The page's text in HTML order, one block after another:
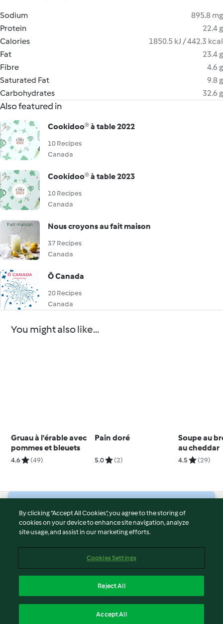
Sodium
895.8 mg
Protein
22.4 g
Calories
1850.5 kJ / 442.3 kcal
Fat
23.4 g
Fibre
4.6 g
Saturated Fat
9.8 g
Carbohydrates
32.6 g
Also featured in
Cookidoo® à table 2022
10 Recipes
Canada
Cookidoo® à table 2023
10 Recipes
Canada
Nous croyons au fait maison
37 Recipes
Canada
Ô Canada
20 Recipes
Canada
You might also like...
Gruau à l'érable avec
pommes et bleuets
4.6 (49)
Pain doré
5.0 (2)
Soupe au
au cheddar
4.5 (29)
© Copyright 2026
Terms of Service
Imprint
Report Content
By clicking “Accept All Cookies”, you agree to the storing of
cookies on your device to enhance site navigation, analyze
site usage, and assist in our marketing efforts.
Cookies Settings
Reject All
Accept All